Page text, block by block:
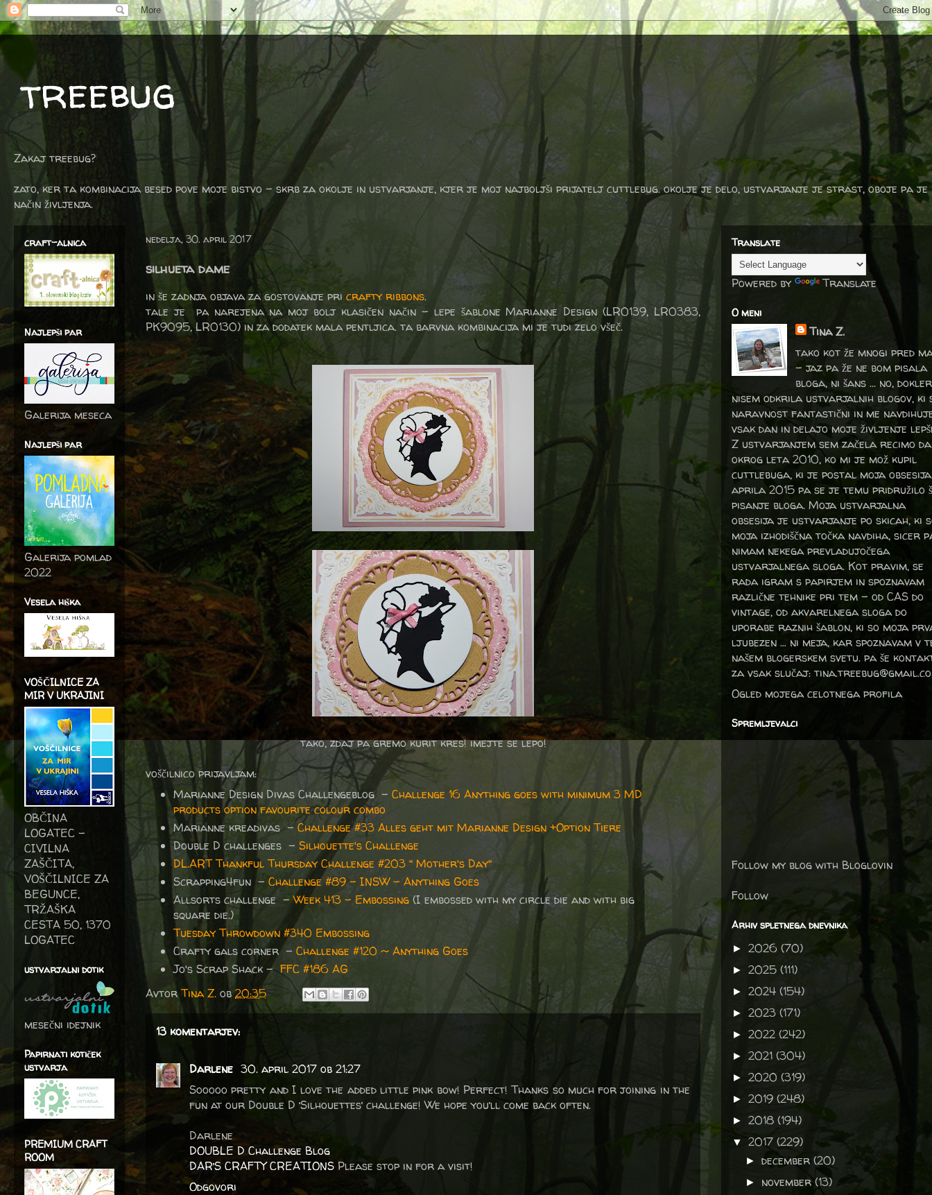
treebug
Zakaj treebug?
zato, ker ta kombinacija besed pove moje bistvo - skrb za okolje in ustvarjanje, kjer je moj najboljši prijatelj cuttlebug. okolje je delo, ustvarjanje je strast, oboje pa je
način življenja.
nedelja, 30. april 2017
silhueta dame
in še zadnja objava za gostovanje pri crafty ribbons.
tale je pa narejena na moj bolj klasičen način - lepe šablone Marianne Design (LR0139, LR0383,
PK9095, LR0130) in za dodatek mala pentljica. ta barvna kombinacija mi je tudi zelo všeč.
tako, zdaj pa gremo kurit kres! imejte se lepo!
voščilnico prijavljam:
Marianne Design Divas Challengeblog - Challenge 16 Anything goes with minimum 3 MD
products option favourite colour combo
Marianne kreadivas - Challenge #33 Alles geht mit Marianne Design +Option Tiere
Double D challenges - Silhouette's Challenge
DL.ART Thankful Thursday Challenge #203 " Mother's Day"
Scrapping4fun - Challenge #89 - INSW - Anything Goes
Allsorts challenge -Week 413 - Embossing (I embossed with my circle die and with big
square die.)
Tuesday Throwdown #340 Embossing
Crafty gals corner - Challenge #120 ~ Anything Goes
Jo's Scrap Shack -FFC #186 AG
AvtorTina Z. ob20:35
13 komentarjev:
Darlene 30. april 2017 ob 21:27
Sooooo pretty and I love the added little pink bow! Perfect! Thanks so much for joining in the
fun at our Double D ‘Silhouettes’ challenge! We hope you’ll come back often.
Darlene
DOUBLE D Challenge Blog
DAR’S CRAFTY CREATIONS Please stop in for a visit!
Odgovori
craft-alnica
Najlepši par
Galerija meseca
Najlepši par
Galerija pomlad
2022
Vesela hiška
VOŠČILNICE ZA
MIR V UKRAJINI
OBČINA
LOGATEC -
CIVILNA
ZAŠČITA,
VOŠČILNICE ZA
BEGUNCE,
TRŽAŠKA
CESTA 50, 1370
LOGATEC
ustvarjalni dotik
mesečni idejnik
Papirnati kotiček
ustvarja
PREMIUM CRAFT
ROOM
Translate
Powered by Translate
O meni
Tina Z.
tako kot že mnogi pred
- jaz pa že ne bom pisala
bloga, ni šans ... no, dokler
nisem odkrila ustvarjalnih blogov, ki
naravnost fantastični in me
vsak dan in delajo moje življenje
Z ustvarjanjem sem začela recimo da
okrog leta 2010, ko mi je mož kupil
cuttlebuga, ki je postal moja
aprila 2015 pa se je temu pridružilo
pisanje bloga. Moja ustvarjalna
obsesija je ustvarjanje po skicah, ki
moja izhodiščna točka navdiha, sicer
nimam nekega prevladujočega
ustvarjalnega sloga. Kot pravim, se
rada igram s papirjem in spoznavam
različne tehnike pri tem – od CAS do
vintage, od akvarelnega sloga do
uporabe raznih šablon, ki so moja
ljubezen … ni meja, kar spoznavam v
našem blogerskem svetu. pa še
za vsak slučaj:
Ogled mojega celotnega profila
Spremljevalci
Follow my blog with Bloglovin
Follow
Arhiv spletnega dnevnika
► 2026 (70)
► 2025 (111)
► 2024 (154)
► 2023 (171)
► 2022 (242)
► 2021 (304)
► 2020 (319)
► 2019 (248)
► 2018 (194)
▼ 2017 (229)
►december(20)
► november(13)